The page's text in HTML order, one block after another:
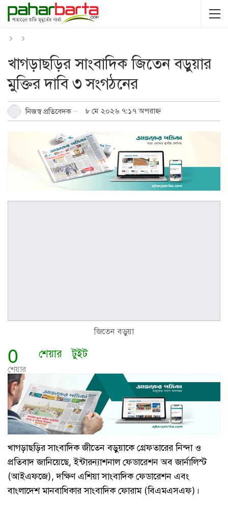
খাগড়াছড়ির সাংবাদিক জিতেন বড়ুয়ার
মুক্তির দাবি ৩ সংগঠনের
নিজস্ব প্রতিবেদক ৮ মে ২০২৬ ৭:১৭ অপরাহ্ন
জিতেন বড়ুয়া
0
শেয়ার
শেয়ার টুইট
খাগড়াছড়ির সাংবাদিক জীতেন বড়ুয়াকে গ্রেফতারের নিন্দা ও
প্রতিবাদ জানিয়েছে, ইন্টারন্যাশনাল ফেডারেশন অব জার্নালিস্ট
(আইএফজে), দক্ষিণ এশিয়া সাংবাদিক ফেডারেশন এবং
বাংলাদেশ মানবাধিকার সাংবাদিক ফোরাম (বিএমএসএফ)।